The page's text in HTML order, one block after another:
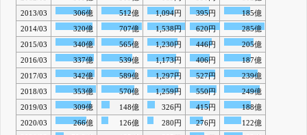
2013/03
306億 512億 1,094円 395円
185億
2014/03
320億 707億 1,538円 620円
285億
2015/03
340億 565億 1,230円 446円
205億
2016/03
337億 539億 1,173円 406円
187億
2017/03
342億 589億 1,297円 527円
239億
2018/03
353億 570億 1,259円 550円
249億
2019/03
309億 148億 326円 415円
188億
2020/03
266億 126億 280円 276円
122億